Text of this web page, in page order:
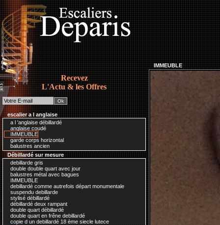
Recevez
L'Actu & les Offres
escalier a l anglaise
a l 'anglaise débillardé
anglaise coudé
IMMEUBLE
garde corps horizontal
balustres ancien
Débillardé sur mesure
debillarde gris
double double quart avec jour
balustres métal avec bagues
IMMEUBLE
debillardé comme autrefois départ monumentale
suspendu debillarde
stylisé débillardé
débillardé deux rampant
double quart débillardé
double quart en frêne debillardé
copie d un debillardé 18 ème siecle lutece
IMMEUBLE